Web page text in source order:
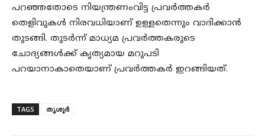
പറഞ്ഞതോടെ നിയന്ത്രണംവിട്ട പ്രവർത്തകർ
തെളിവുകൾ നിരവധിയാണ് ഉള്ളതെന്നും വാദിക്കാൻ
തുടങ്ങി. തുടർന്ന് മാധ്യമ പ്രവർത്തകരുടെ
ചോദ്യങ്ങൾക്ക് കൃത്യമായ മറുപടി
പറയാനാകാതെയാണ് പ്രവർത്തകർ ഇറങ്ങിയത്.
TAGS തൃശൂർ